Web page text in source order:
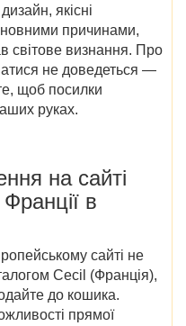
якісні
причинами,
світове визнання. Про
не доведеться —
щоб посилки
руках.
насайті
Франції в
сайті не
Cecil (Франція),
до кошика.
прямої